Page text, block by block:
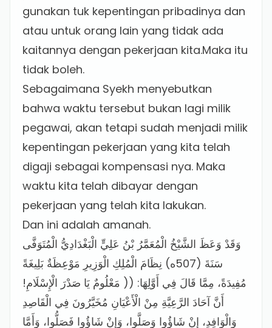
gunakan tuk kepentingan pribadinya dan
atau untuk orang lain yang tidak ada
kaitannya dengan pekerjaan kita.Maka itu
tidak boleh.
Sebagaimana Syekh menyebutkan
bahwa waktu tersebut bukan lagi milik
pegawai, akan tetapi sudah menjadi milik
kepentingan pekerjaan yang kita telah
digaji sebagai kompensasi nya. Maka
waktu kita telah dibayar dengan
pekerjaan yang telah kita lakukan.
Dan ini adalah amanah.
وَقَدْ وَعَظَ الشَّيْخُ الْمُعَمَّرُ بْنُ عَلِيٍّ الْبَغْدَادِيُّ الْمُتَوَفَّى
سَنَةَ (507ه) نِظَامَ الْمُلِكِ الْوَزِيرِ مَوْعِظَةٌ بَلِيغَةً
مُفِيدَةً، مِمَّا قَالَ فِي أَوَّلِهَا: (( مَعْلُومٌ يَا صَدْرَ الْإِسْلَامِ!
أَنَّ آحَادَ الرَّعِيَّةِ مِنْ الْأَعْيَانِ مُخَيَّرُونَ فِي الْقَاصِدِ
وَالْوَافِدِ، إِنْ شَاؤُوا وَصَلَّوا، وَإِنْ شَاؤُوا فَصَلُّوا، وَأَمَّا